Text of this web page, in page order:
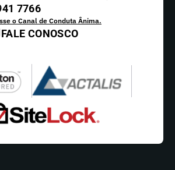
7766
o Canal de Conduta Ânima.
FALE CONOSCO